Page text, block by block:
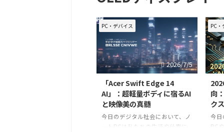
PC・デバイス
2026/7/5
「Acer Swift Edge 14
AI」：超軽量ボディに宿るAI
と映像美の真髄
今日のデジタル社会において、ノ
ートPCは私たちの生活や仕事に
PC・
向
ク
今日
PC